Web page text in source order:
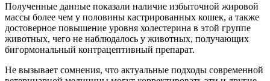
Полученные данные показали наличие избыточной жировой
массы более чем у половины кастрированных кошек, а также
достоверное повышение уровня холестерина в этой группе
животных, чего не наблюдалось у животных, получающих
бигормональный контрацептивный препарат.
Не вызывает сомнения, что актуальные подходы современной